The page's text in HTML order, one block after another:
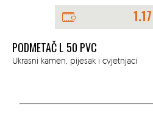
1.17
PODMETAČ L 50 PVC
Ukrasni kamen, pijesak i cvjetnjaci